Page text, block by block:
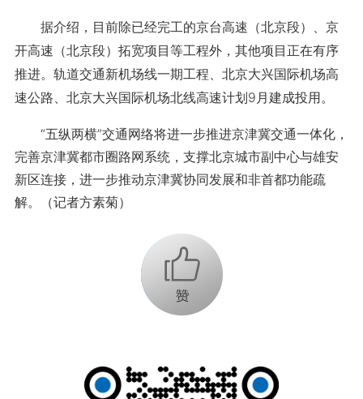
据介绍，目前除已经完工的京台高速（北京段）、京
开高速（北京段）拓宽项目等工程外，其他项目正在有序
推进。轨道交通新机场线一期工程、北京大兴国际机场高
速公路、北京大兴国际机场北线高速计划9月建成投用。
“五纵两横”交通网络将进一步推进京津冀交通一体化，
完善京津冀都市圈路网系统，支撑北京城市副中心与雄安
新区连接，进一步推动京津冀协同发展和非首都功能疏
解。（记者方素菊）
+1